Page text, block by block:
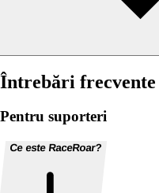
Întrebări frecvente
Pentru suporteri
Ce este RaceRoar?